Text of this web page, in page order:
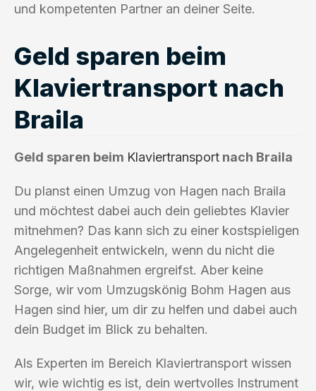
und kompetenten Partner an deiner Seite.
Geld sparen beim
Klaviertransport nach
Braila
Geld sparen beim Klaviertransport nach Braila
Du planst einen Umzug von Hagen nach Braila
und möchtest dabei auch dein geliebtes Klavier
mitnehmen? Das kann sich zu einer kostspieligen
Angelegenheit entwickeln, wenn du nicht die
richtigen Maßnahmen ergreifst. Aber keine
Sorge, wir vom Umzugskönig Bohm Hagen aus
Hagen sind hier, um dir zu helfen und dabei auch
dein Budget im Blick zu behalten.
Als Experten im Bereich Klaviertransport wissen
wir, wie wichtig es ist, dein wertvolles Instrument